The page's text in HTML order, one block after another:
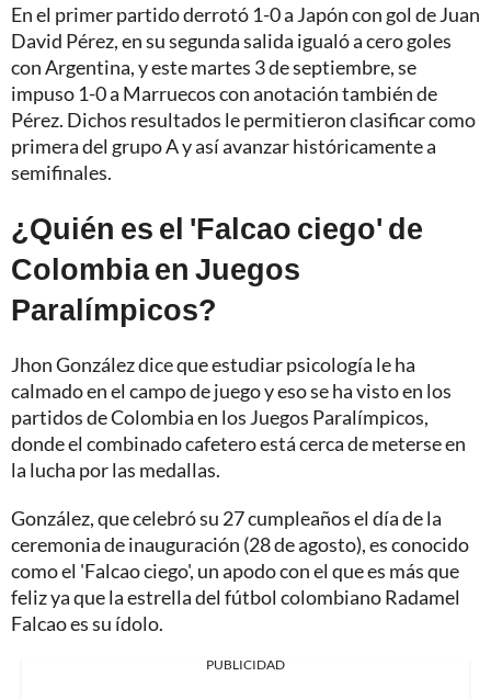
En el primer partido derrotó 1-0 a Japón con gol de Juan
David Pérez, en su segunda salida igualó a cero goles
con Argentina, y este martes 3 de septiembre, se
impuso 1-0 a Marruecos con anotación también de
Pérez. Dichos resultados le permitieron clasificar como
primera del grupo A y así avanzar históricamente a
semifinales.
¿Quién es el 'Falcao ciego' de
Colombia en Juegos
Paralímpicos?
Jhon González dice que estudiar psicología le ha
calmado en el campo de juego y eso se ha visto en los
partidos de Colombia en los Juegos Paralímpicos,
donde el combinado cafetero está cerca de meterse en
la lucha por las medallas.
González, que celebró su 27 cumpleaños el día de la
ceremonia de inauguración (28 de agosto), es conocido
como el 'Falcao ciego', un apodo con el que es más que
feliz ya que la estrella del fútbol colombiano Radamel
Falcao es su ídolo.
PUBLICIDAD